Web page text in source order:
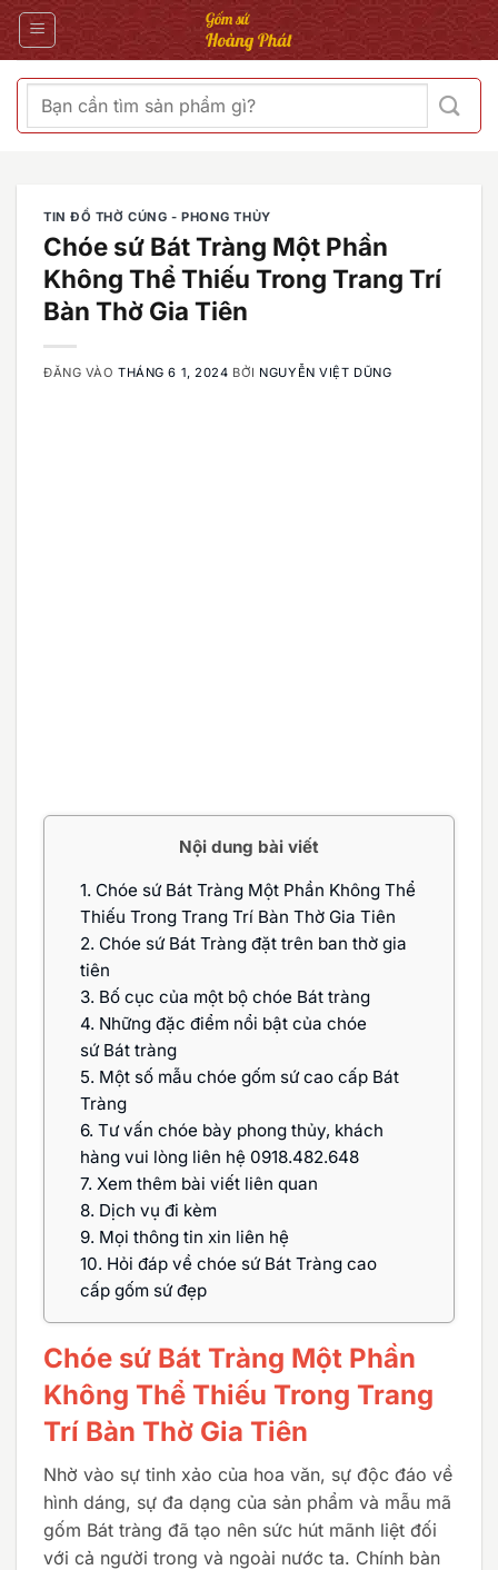
Bỏ
qua
Tìm
kiếm:
TIN ĐỒ THỜ CÚNG - PHONG THỦY
Chóe sứ Bát Tràng Một Phần
Không Thể Thiếu Trong Trang Trí
Bàn Thờ Gia Tiên
ĐĂNG VÀOTHÁNG 6 1, 2024 BỞI NGUYỄN VIỆT DŨNG
Nội dung bài viết
1. Chóe sứ Bát Tràng Một Phần Không Thể
Thiếu Trong Trang Trí Bàn Thờ Gia Tiên
2. Chóe sứ Bát Tràng đặt trên ban thờ gia
tiên
3. Bố cục của một bộ chóe Bát tràng
4. Những đặc điểm nổi bật của chóe
sứ Bát tràng
5. Một số mẫu chóe gốm sứ cao cấp Bát
Tràng
6. Tư vấn chóe bày phong thủy, khách
hàng vui lòng liên hệ 0918.482.648
7. Xem thêm bài viết liên quan
8. Dịch vụ đi kèm
9. Mọi thông tin xin liên hệ
10. Hỏi đáp về chóe sứ Bát Tràng cao
cấp gốm sứ đẹp
Chóe sứ Bát Tràng Một Phần
Không Thể Thiếu Trong Trang
Trí Bàn Thờ Gia Tiên
Nhờ vào sự tinh xảo của hoa văn, sự độc đáo về
hình dáng, sự đa dạng của sản phẩm và mẫu mã
gốm Bát tràng đã tạo nên sức hút mãnh liệt đối
với cả người trong và ngoài nước ta. Chính bàn